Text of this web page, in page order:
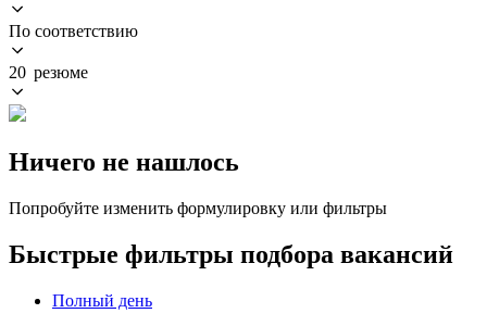
По соответствию
20 резюме
Ничего не нашлось
Попробуйте изменить формулировку или фильтры
Быстрые фильтры подбора вакансий
Полный день